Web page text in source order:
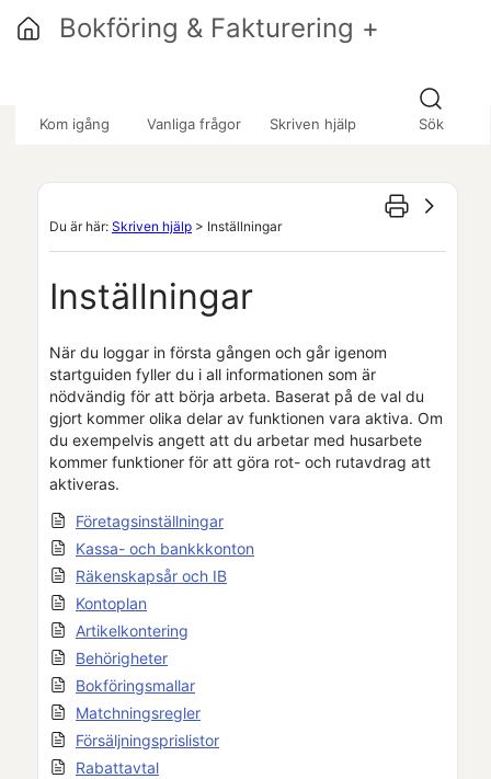
Kom igång Vanliga frågor Skriven hjälp Sök
Bokföring & Fakturering +
Du är här: Skriven hjälp > Inställningar
Inställningar
När du loggar in första gången och går igenom
startguiden fyller du i all informationen som är
nödvändig för att börja arbeta. Baserat på de val du
gjort kommer olika delar av funktionen vara aktiva. Om
du exempelvis angett att du arbetar med husarbete
kommer funktioner för att göra rot- och rutavdrag att
aktiveras.
Företagsinställningar
Kassa- och bankkkonton
Räkenskapsår och IB
Kontoplan
Artikelkontering
Behörigheter
Bokföringsmallar
Matchningsregler
Försäljningsprislistor
Rabattavtal